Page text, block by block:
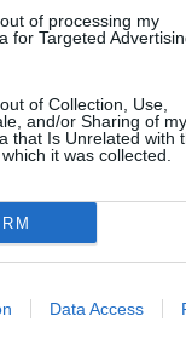
of processing my
for Targeted
of Collection, Use,
and/or Sharing of my
that Is Unrelated with
it was collected.
Data Access